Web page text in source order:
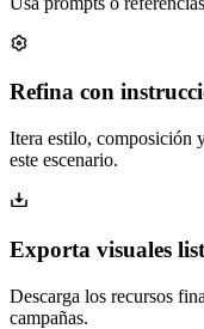
Refina con
Itera estilo, composición
este escenario.
Exporta visuales
Descarga los recursos
campañas.